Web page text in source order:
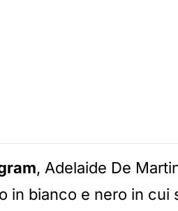
, Adelaide De
in bianco e nero in cui